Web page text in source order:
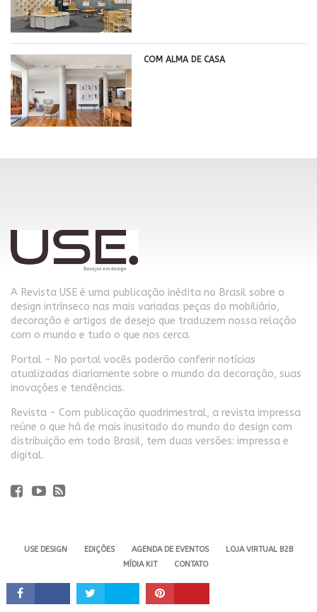
COM ALMA DE CASA
A Revista USE é uma publicação inédita no Brasil sobre o
design intrínseco nas mais variadas peças do mobiliário,
decoração e artigos de desejo que traduzem nossa relação
com o mundo e tudo o que nos cerca.
Portal - No portal vocês poderão conferir notícias
atualizadas diariamente sobre o mundo da decoração, suas
inovações e tendências.
Revista - Com publicação quadrimestral, a revista impressa
reúne o que há de mais inusitado do mundo do design com
distribuição em todo Brasil, tem duas versões: impressa e
digital.
USE DESIGN EDIÇÕES AGENDA DE EVENTOS
LOJA VIRTUAL B2B
MÍDIA KIT
CONTATO
Revista USE. 2024 - Todos os direitos reservados.